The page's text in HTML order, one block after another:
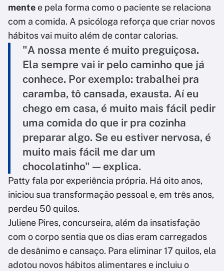
mente e pela forma como o paciente se relaciona
com a comida. A psicóloga reforça que criar novos
hábitos vai muito além de contar calorias.
"A nossa mente é muito preguiçosa.
Ela sempre vai ir pelo caminho que já
conhece. Por exemplo: trabalhei pra
caramba, tô cansada, exausta. Aí eu
chego em casa, é muito mais fácil pedir
uma comida do que ir pra cozinha
preparar algo. Se eu estiver nervosa, é
muito mais fácil me dar um
chocolatinho" — explica.
Patty fala por experiência própria. Há oito anos,
iniciou sua transformação pessoal e, em três anos,
perdeu 50 quilos.
Juliene Pires, concurseira, além da insatisfação
com o corpo sentia que os dias eram carregados
de desânimo e cansaço. Para eliminar 17 quilos, ela
adotou novos hábitos alimentares e incluiu o